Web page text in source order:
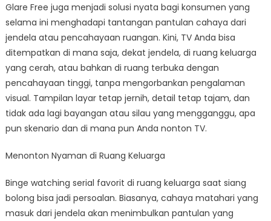
Glare Free juga menjadi solusi nyata bagi konsumen yang
selama ini menghadapi tantangan pantulan cahaya dari
jendela atau pencahayaan ruangan. Kini, TV Anda bisa
ditempatkan di mana saja, dekat jendela, di ruang keluarga
yang cerah, atau bahkan di ruang terbuka dengan
pencahayaan tinggi, tanpa mengorbankan pengalaman
visual. Tampilan layar tetap jernih, detail tetap tajam, dan
tidak ada lagi bayangan atau silau yang mengganggu, apa
pun skenario dan di mana pun Anda nonton TV.
Menonton Nyaman di Ruang Keluarga
Binge watching serial favorit di ruang keluarga saat siang
bolong bisa jadi persoalan. Biasanya, cahaya matahari yang
masuk dari jendela akan menimbulkan pantulan yang